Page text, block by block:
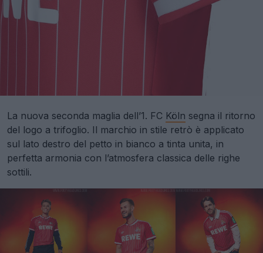
La nuova seconda maglia dell’1. FC Köln segna il ritorno
del logo a trifoglio. Il marchio in stile retrò è applicato
sul lato destro del petto in bianco a tinta unita, in
perfetta armonia con l’atmosfera classica delle righe
sottili.